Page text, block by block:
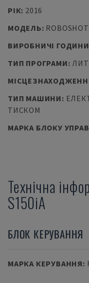
РІК: 2016
МОДЕЛЬ:
ВИРОБНИЧІ ГОДИНИ
ТИП ПРОГРАМИ:
ТИП МАШИНИ:
ТИСКОМ
МАРКА БЛОКУ
Технічна
S150iA
БЛОК КЕРУВАННЯ
МАРКА КЕРУВАННЯ: